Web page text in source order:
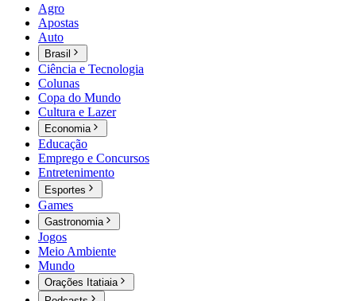
Agro
Apostas
Auto
Brasil
Ciência e Tecnologia
Colunas
Copa do Mundo
Cultura e Lazer
Economia
Educação
Emprego e Concursos
Entretenimento
Esportes
Games
Gastronomia
Jogos
Meio Ambiente
Mundo
Orações Itatiaia